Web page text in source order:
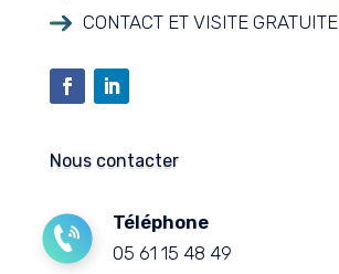
CONTACT ET VISITE GRATUITE
Nous contacter
Téléphone
05 61 15 48 49